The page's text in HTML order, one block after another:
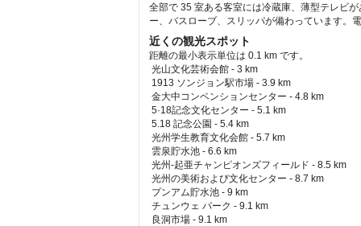
全部で 35 室ある客室には冷蔵庫、薄型テレビ
ー、バスローブ、スリッパが備わっています。
近くの観光スポット
距離の最小表示単位は 0.1 km です。
光山文化芸術会館 - 3 km
1913 ソンジョン駅市場 - 3.9 km
金大中コンベンションセンター - 4.8 km
5·18記念文化センター - 5.1 km
5.18 記念公園 - 5.4 km
光州学生教育文化会館 - 5.7 km
雲泉貯水池 - 6.6 km
光州-起亜チャンピオンズフィールド - 8.5 km
光州の美術および文化センター - 8.7 km
プンアム貯水池 - 9 km
チュンウェ パーク - 9.1 km
良洞市場 - 9.1 km